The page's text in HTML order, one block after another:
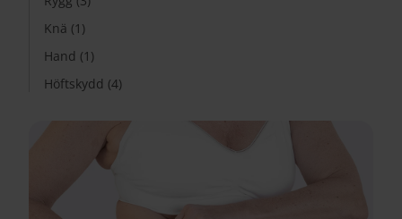
Knä (1)
Hand (1)
Höftskydd (4)